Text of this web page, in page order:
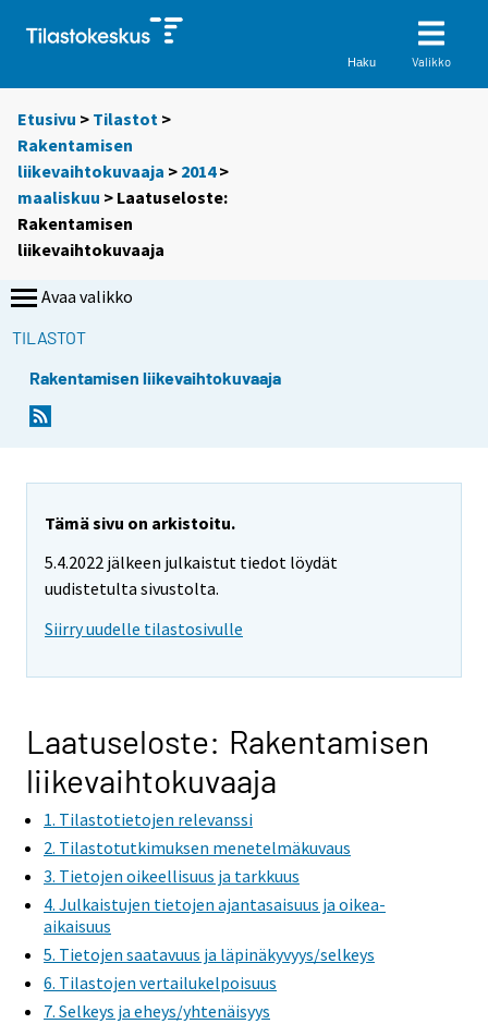
Haku Valikko
Etusivu > Tilastot >
Rakentamisen
liikevaihtokuvaaja > 2014>
maaliskuu > Laatuseloste:
Rakentamisen
liikevaihtokuvaaja
Avaa valikko
TILASTOT
Rakentamisen liikevaihtokuvaaja
Tämä sivu on arkistoitu.
5.4.2022 jälkeen julkaistut tiedot löydät
uudistetulta sivustolta.
Siirry uudelle tilastosivulle
Laatuseloste: Rakentamisen
liikevaihtokuvaaja
1. Tilastotietojen relevanssi
2. Tilastotutkimuksen menetelmäkuvaus
3. Tietojen oikeellisuus ja tarkkuus
4. Julkaistujen tietojen ajantasaisuus ja oikea-
aikaisuus
5. Tietojen saatavuus ja läpinäkyvyys/selkeys
6. Tilastojen vertailukelpoisuus
7. Selkeys ja eheys/yhtenäisyys